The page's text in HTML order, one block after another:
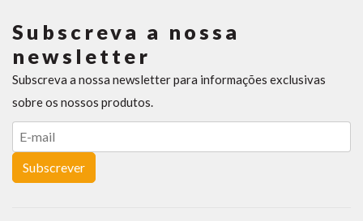
Subscreva a nossa
newsletter
Subscreva a nossa newsletter para informações exclusivas
sobre os nossos produtos.
Subscrever